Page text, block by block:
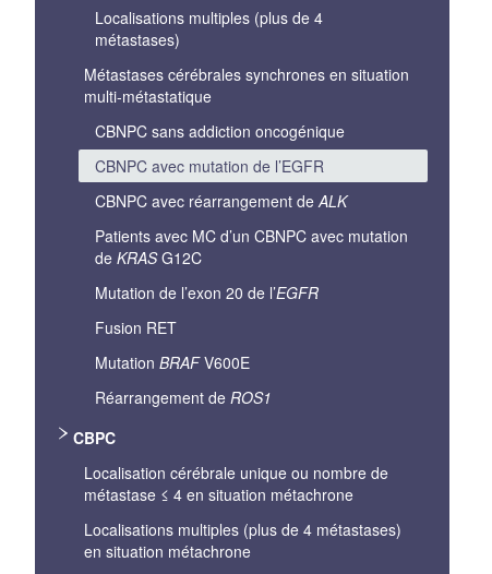
Localisations multiples (plus de 4
métastases)
Métastases cérébrales synchrones en situation
multi‐métastatique
CBNPC sans addiction oncogénique
CBNPC avec mutation de l’EGFR
CBNPC avec réarrangement deALK
Patients avec MC d’un CBNPC avec mutation
de KRASG12C
Mutation de l’exon 20 de l’EGFR
Fusion RET
Mutation BRAFV600E
Réarrangement de ROS1
CBPC
Localisation cérébrale unique ou nombre de
métastase ≤ 4 en situation métachrone
Localisations multiples (plus de 4 métastases)
en situation métachrone